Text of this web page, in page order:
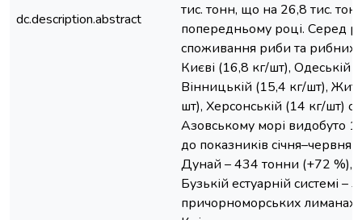
dc.description.abstract
тис. тонн, що на 26,8 тис.
попередньому році. Серед
споживання риби та рибних
Києві (16,8 кг/шт), Одеській
Вінницькій (15,4 кг/шт),
шт), Херсонській (14 кг/шт)
Азовському морі видобуто
до показників січня–червня
Дунай – 434 тонни (+72 %),
Бузькій естуарній системі –
причорноморських лиманах